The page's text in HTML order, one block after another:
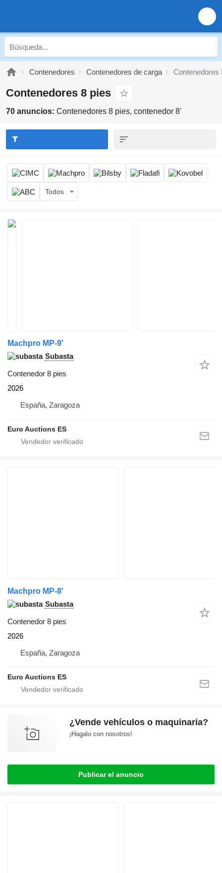
Contenedores Contenedores de carga Contenedores
Contenedores 8 pies
70 anuncios: Contenedores 8 pies, contenedor 8'
Todos
Machpro MP-9'
Subasta
Contenedor 8 pies
2026
España, Zaragoza
Euro Auctions ES
Machpro MP-8'
Subasta
Contenedor 8 pies
2026
España, Zaragoza
Euro Auctions ES
¿Vende vehículos o maquinaria?
¡Hagalo con nosotros!
Publicar el anuncio